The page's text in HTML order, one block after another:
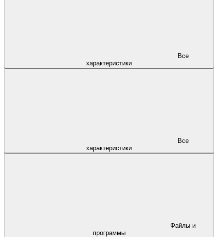
характеристики
характеристики
программы